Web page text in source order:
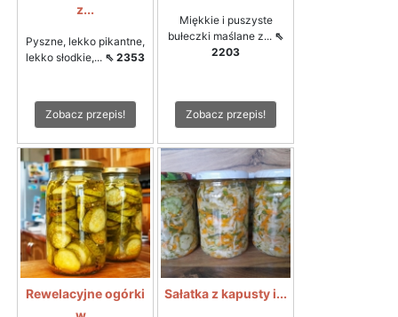
z...
Pyszne, lekko pikantne,
lekko słodkie,... ⇖ 2353
Zobacz przepis!
Miękkie i puszyste
bułeczki maślane z... ⇖
2203
Zobacz przepis!
Rewelacyjne ogórki
Sałatka z kapusty i...